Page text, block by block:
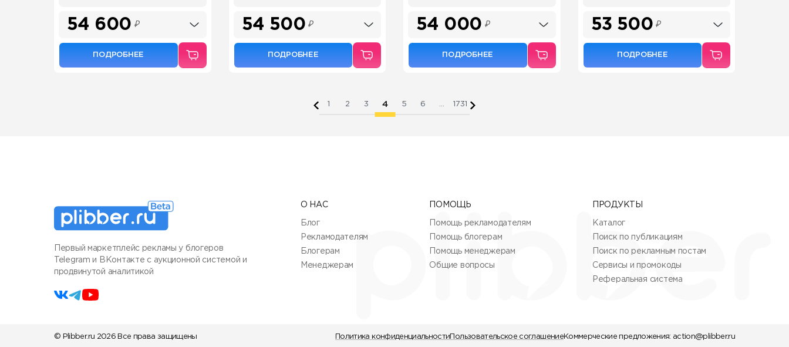
54 600 ₽
ПОДРОБНЕЕ
54 500₽
ПОДРОБНЕЕ
54 000 ₽
ПОДРОБНЕЕ
53 500₽
ПОДРОБНЕЕ
1 2 3 4 5 6 ... 1731
Первый маркетплейс рекламы у блогеров
Telegram и ВКонтакте с аукционной системой и
продвинутой аналитикой
О НАС
Блог
Рекламодателям
Блогерам
Менеджерам
ПОМОЩЬ
Помощь рекламодателям
Помощь блогерам
Помощь менеджерам
Общие вопросы
ПРОДУКТЫ
Каталог
Поиск по публикациям
Поиск по рекламным постам
Сервисы и промокоды
Реферальная система
© Plibber.ru 2026 Все права защищены Политика конфиденциальности Пользовательское соглашениеКоммерческие предложения: action@plibber.ru